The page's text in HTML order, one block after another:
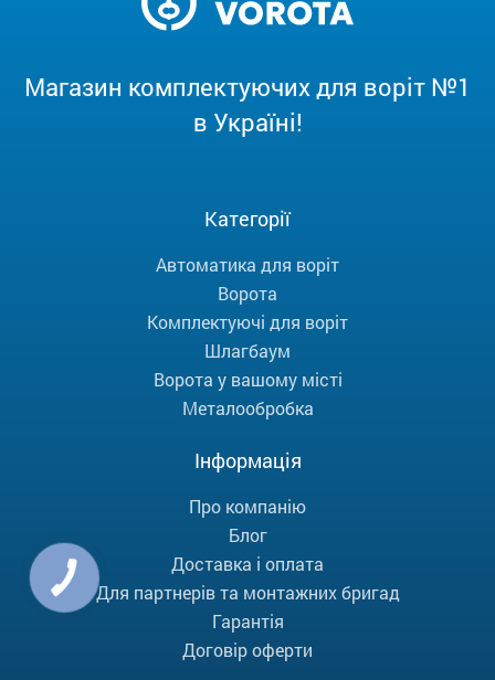
Магазин комплектуючих для воріт №1
в Україні!
Категорії
Автоматика для воріт
Ворота
Комплектуючі для воріт
Шлагбаум
Ворота у вашому місті
Металообробка
Інформація
Про компанію
Блог
Доставка і оплата
Для партнерів та монтажних бригад
Гарантія
Договір оферти